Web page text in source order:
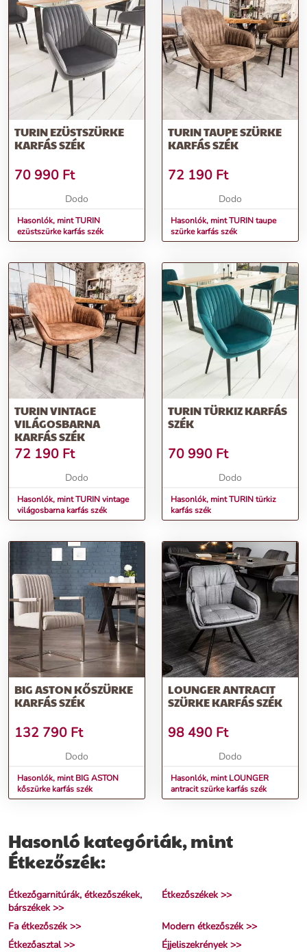
TURIN EZÜSTSZÜRKE
KARFÁS SZÉK
70 990 Ft
Dodo
Hasonlók, mint TURIN
ezüstszürke karfás szék
TURIN TAUPE SZÜRKE
KARFÁS SZÉK
72 190 Ft
Dodo
Hasonlók, mint TURIN taupe
szürke karfás szék
TURIN VINTAGE
VILÁGOSBARNA
KARFÁS SZÉK
72 190 Ft
Dodo
Hasonlók, mint TURIN vintage
világosbarna karfás szék
TURIN TÜRKIZ KARFÁS
SZÉK
70 990 Ft
Dodo
Hasonlók, mint TURIN türkiz
karfás szék
BIG ASTON KŐSZÜRKE
KARFÁS SZÉK
132 790 Ft
Dodo
Hasonlók, mint BIG ASTON
kőszürke karfás szék
LOUNGER ANTRACIT
SZÜRKE KARFÁS SZÉK
98 490 Ft
Dodo
Hasonlók, mint LOUNGER
antracit szürke karfás szék
Hasonló kategóriák, mint
Étkezőszék:
Étkezőgarnitúrák, étkezőszékek,
bárszékek >>
Étkezőszékek >>
Fa étkezőszék >>
Modern étkezőszék >>
Étkezőasztal >>
Éjjeliszekrények >>